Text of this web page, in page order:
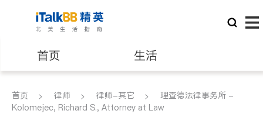
首页 生活
医生 律师
首页 律师 律师-其它
理查德法律事务所 -
Kolomejec, Richard S., Attorney at Law